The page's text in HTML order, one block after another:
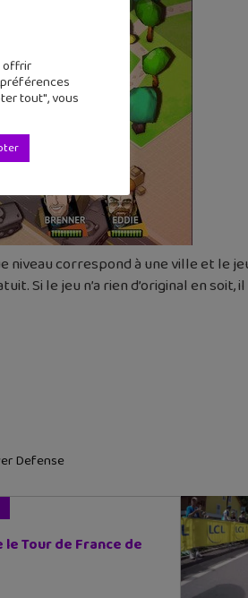
niveau correspond à une ville et le
Si le jeu n’a rien d’original en
Defense
Tour de France de
offrir
tout", vous